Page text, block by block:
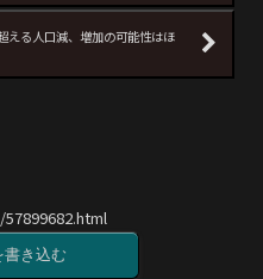
る人口減、増加の可能性はほ
書き込む